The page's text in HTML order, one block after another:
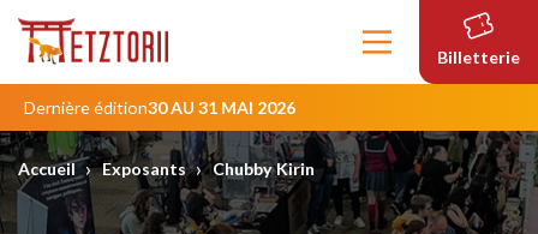
Contenu
principal
Billetterie
Dernière édition30 AU 31 MAI 2026
Accueil › Exposants › Chubby Kirin